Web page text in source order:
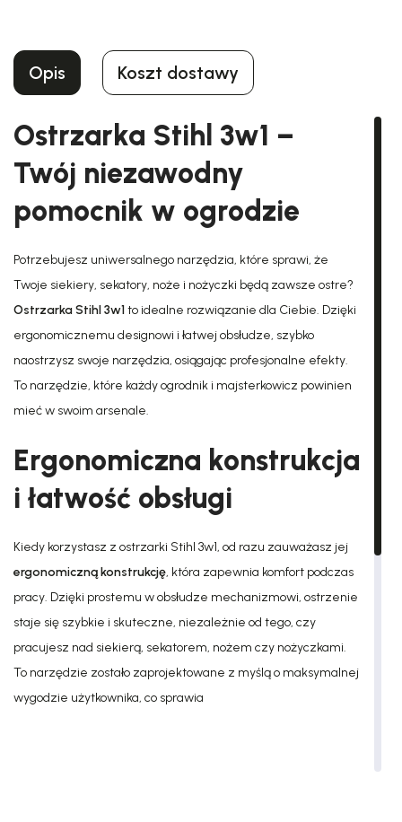
Opis Koszt dostawy
Ostrzarka Stihl 3w1 –
Twój niezawodny
pomocnik w ogrodzie
Potrzebujesz uniwersalnego narzędzia, które sprawi, że
Twoje siekiery, sekatory, noże i nożyczki będą zawsze ostre?
Ostrzarka Stihl 3w1to idealne rozwiązanie dla Ciebie. Dzięki
ergonomicznemu designowi i łatwej obsłudze, szybko
naostrzysz swoje narzędzia, osiągając profesjonalne efekty.
To narzędzie, które każdy ogrodnik i majsterkowicz powinien
mieć w swoim arsenale.
Ergonomiczna konstrukcja
i łatwość obsługi
Kiedy korzystasz z ostrzarki Stihl 3w1, od razu zauważasz jej
ergonomiczną konstrukcję, która zapewnia komfort podczas
pracy. Dzięki prostemu w obsłudze mechanizmowi, ostrzenie
staje się szybkie i skuteczne, niezależnie od tego, czy
pracujesz nad siekierą, sekatorem, nożem czy nożyczkami.
To narzędzie zostało zaprojektowane z myślą o maksymalnej
wygodzie użytkownika, co sprawia